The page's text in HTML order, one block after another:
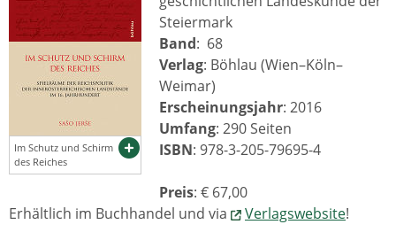
Im Schutz und Schirm
des Reiches
Steiermark
Band: 68
Verlag: Böhlau (Wien–Köln–
Weimar)
Erscheinungsjahr: 2016
Umfang: 290 Seiten
ISBN: 978-3-205-79695-4
Preis: € 67,00
Erhältlich im Buchhandel und via
Verlagswebsite!